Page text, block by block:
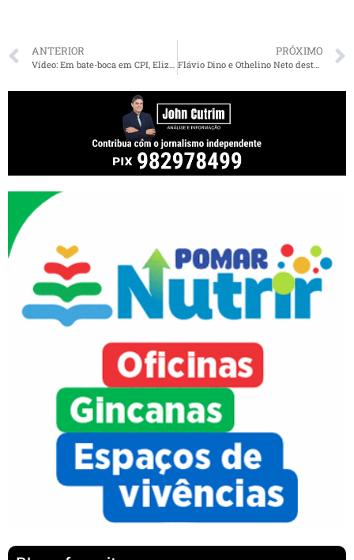
ANTERIOR PRÓXIMO
Flávio Dino e Othelino Neto destacam importância da harmonia entre os poderes